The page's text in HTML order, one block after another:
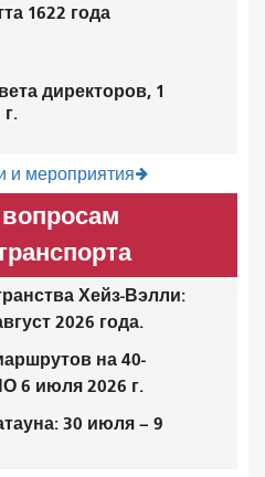
1622 года
директоров, 1
и мероприятия
Хейз-Вэлли:
2026 года.
на 40-
6 июля 2026 г.
30 июля – 9